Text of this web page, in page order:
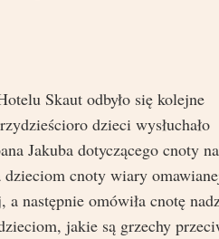
Skaut odbyło się kolejne
dzieci wysłuchało
Jakuba dotyczącego cnoty
dzieciom cnoty wiary
następnie omówiła cnotę
jakie są grzechy